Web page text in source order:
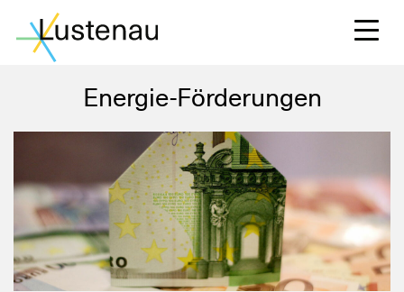
Energie-Förderungen